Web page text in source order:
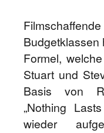
Budgetklassen
Formel,
Stuart und
Basis von
„Nothing
wieder